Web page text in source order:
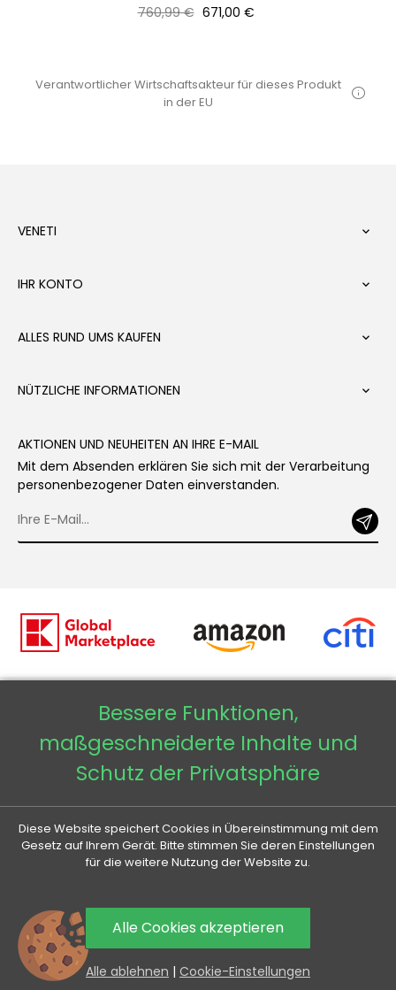
Normaler
760,99 € Preis
671,00 €
Verantwortlicher Wirtschaftsakteur für dieses Produkt
in der EU
VENETI 
IHR KONTO 
ALLES RUND UMS KAUFEN 
NÜTZLICHE INFORMATIONEN 
AKTIONEN UND NEUHEITEN AN IHRE E-MAIL
Mit dem Absenden erklären Sie sich mit der Verarbeitung
personenbezogener Daten einverstanden.
Copyright © 2026 - Veneti™
Veneti DE
Veneti SK
0
Bessere Funktionen,
maßgeschneiderte Inhalte und
Schutz der Privatsphäre
Diese Website speichert Cookies in Übereinstimmung mit dem
Gesetz auf Ihrem Gerät. Bitte stimmen Sie deren Einstellungen
für die weitere Nutzung der Website zu.
Alle Cookies akzeptieren
Alle ablehnen | Cookie-Einstellungen